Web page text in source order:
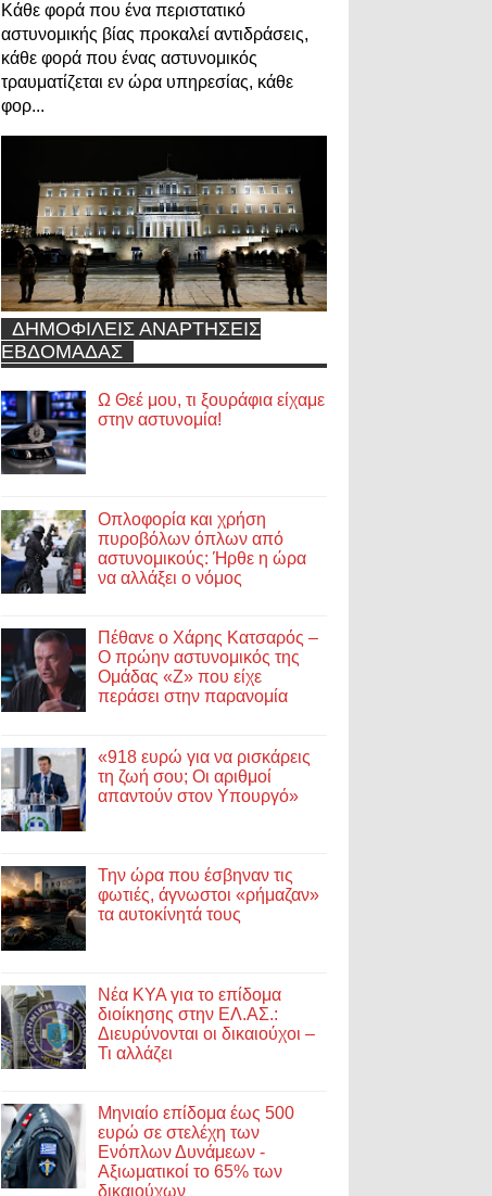
Κάθε φορά που ένα περιστατικό
αστυνομικής βίας προκαλεί αντιδράσεις,
κάθε φορά που ένας αστυνομικός
τραυματίζεται εν ώρα υπηρεσίας, κάθε
φορ...
ΔΗΜΟΦΙΛΕΙΣ ΑΝΑΡΤΗΣΕΙΣ
ΕΒΔΟΜΑΔΑΣ
Ω Θεέ μου, τι ξουράφια είχαμε
στην αστυνομία!
Οπλοφορία και χρήση
πυροβόλων όπλων από
αστυνομικούς: Ήρθε η ώρα
να αλλάξει ο νόμος
Πέθανε ο Χάρης Κατσαρός –
Ο πρώην αστυνομικός της
Ομάδας «Ζ» που είχε
περάσει στην παρανομία
«918 ευρώ για να ρισκάρεις
τη ζωή σου; Οι αριθμοί
απαντούν στον Υπουργό»
Την ώρα που έσβηναν τις
φωτιές, άγνωστοι «ρήμαζαν»
τα αυτοκίνητά τους
Νέα ΚΥΑ για το επίδομα
διοίκησης στην ΕΛ.ΑΣ.:
Διευρύνονται οι δικαιούχοι –
Τι αλλάζει
Μηνιαίο επίδομα έως 500
ευρώ σε στελέχη των
Ενόπλων Δυνάμεων -
Αξιωματικοί το 65% των
δικαιούχων